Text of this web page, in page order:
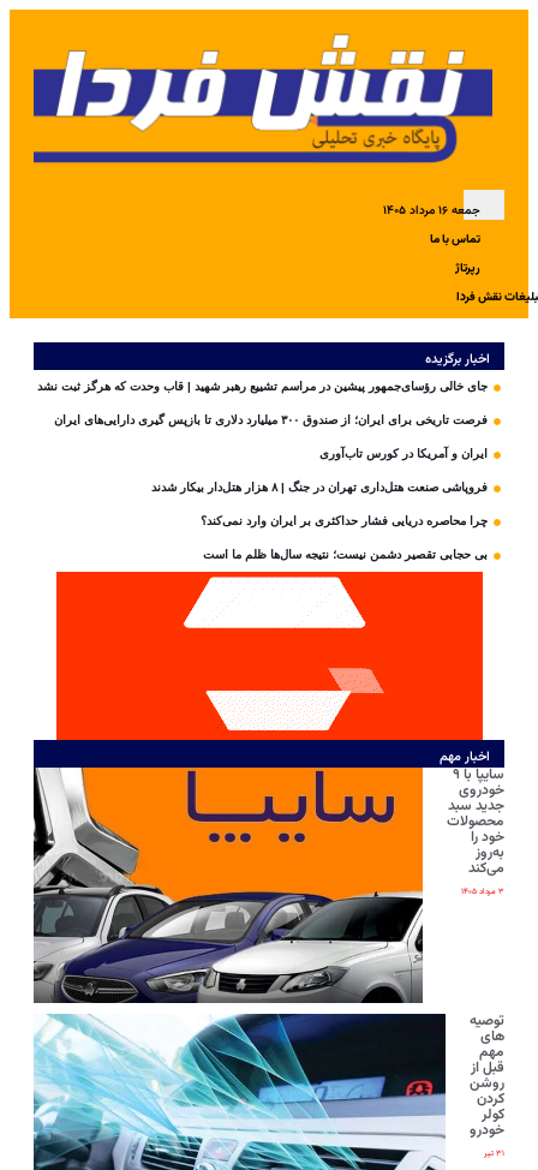
جمعه ۱۶ مرداد ۱۴۰۵
تماس با ما
رپرتاژ
نقش فردا
اخبار برگزیده
جای خالی رؤسای‌جمهور پیشین در مراسم تشییع رهبر شهید | قاب وحدت که هرگز ثبت نشد
فرصت تاریخی برای ایران؛ از صندوق ۳۰۰ میلیارد دلاری تا بازپس گیری دارایی‌های ایران
ایران و آمریکا در کورس تاب‌آوری
فروپاشی صنعت هتل‌داری تهران در جنگ | ۸ هزار هتل‌دار بیکار شدند
چرا محاصره دریایی فشار حداکثری بر ایران وارد نمی‌کند؟
بی‌ حجابی تقصیر دشمن نیست؛ نتیجه سال‌ها ظلم ما است
اخبار مهم
سایپا با ۹
خودروی
جدید سبد
محصولات
خود را
به‌روز
می‌کند
۳ مرداد ۱۴۰۵
توصیه
های
مهم
قبل از
روشن
کردن
کولر
خودرو
۳۱ تیر